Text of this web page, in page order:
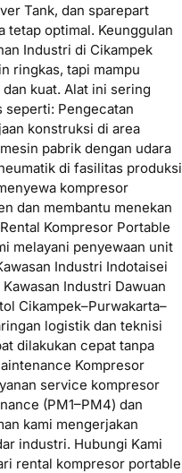
Tank, dan sparepart
tetap optimal. Keunggulan
Industri di Cikampek
ringkas, tapi mampu
kuat. Alat ini sering
seperti: Pengecatan
konstruksi di area
pabrik dengan udara
di fasilitas produksi
kompresor
dan membantu menekan
Kompresor Portable
melayani penyewaan unit
Industri Indotaisei
Industri Dawuan
Cikampek–Purwakarta–
logistik dan teknisi
dilakukan cepat tanpa
Kompresor
service kompresor
(PM1–PM4) dan
kami mengerjakan
industri. Hubungi Kami
rental kompresor portable